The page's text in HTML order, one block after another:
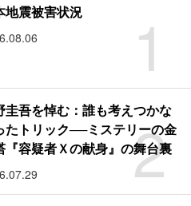
1
地震被害状況
2
圭吾を悼む：誰も考えつかな
たトリック──ミステリーの金
『容疑者Ｘの献身』の舞台裏